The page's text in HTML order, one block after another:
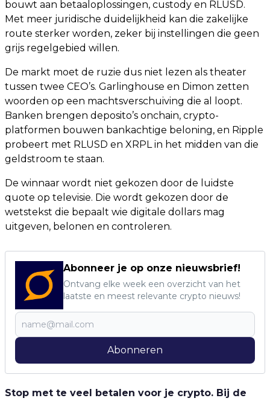
bouwt aan betaaloplossingen, custody en RLUSD.
Met meer juridische duidelijkheid kan die zakelijke
route sterker worden, zeker bij instellingen die geen
grijs regelgebied willen.
De markt moet de ruzie dus niet lezen als theater
tussen twee CEO’s. Garlinghouse en Dimon zetten
woorden op een machtsverschuiving die al loopt.
Banken brengen deposito’s onchain, crypto-
platformen bouwen bankachtige beloning, en Ripple
probeert met RLUSD en XRPL in het midden van die
geldstroom te staan.
De winnaar wordt niet gekozen door de luidste
quote op televisie. Die wordt gekozen door de
wetstekst die bepaalt wie digitale dollars mag
uitgeven, belonen en controleren.
Abonneer je op onze nieuwsbrief!
Ontvang elke week een overzicht van het
laatste en meest relevante crypto nieuws!
Abonneren
Stop met te veel betalen voor je crypto. Bij de